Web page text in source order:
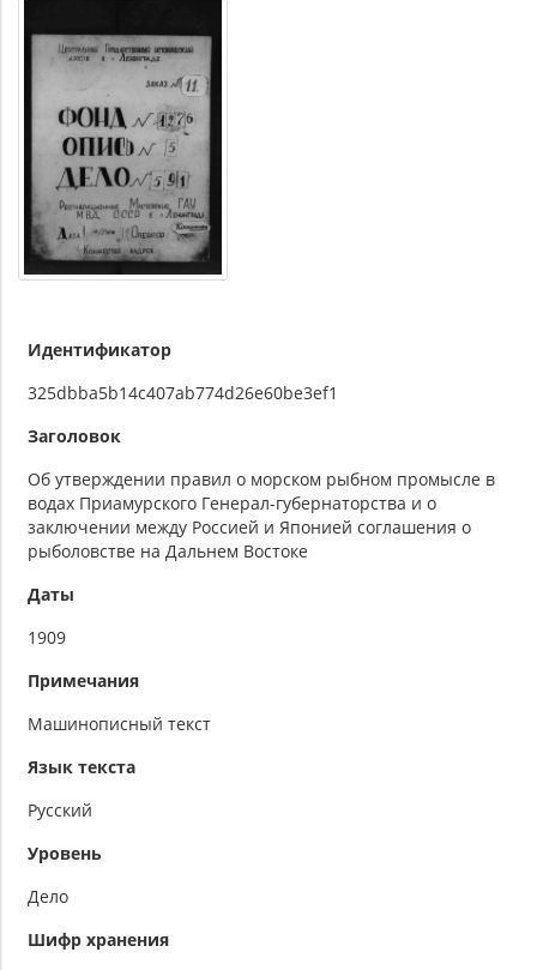
Идентификатор
325dbba5b14c407ab774d26e60be3ef1
Заголовок
Об утверждении правил о морском рыбном промысле в
водах Приамурского Генерал-губернаторства и о
заключении между Россией и Японией соглашения о
рыболовстве на Дальнем Востоке
Даты
1909
Примечания
Машинописный текст
Язык текста
Русский
Уровень
Дело
Шифр хранения